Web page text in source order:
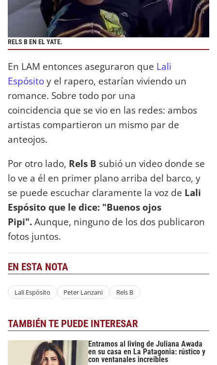
RELS B EN EL YATE.
En LAM entonces aseguraron que Lali
Espósitoy el rapero, estarían viviendo un
romance. Sobre todo por una
coincidencia que se vio en las redes: ambos
artistas compartieron un mismo par de
anteojos.
Por otro lado, Rels B subió un video donde se
lo ve a él en primer plano arriba del barco, y
se puede escuchar claramente la voz de Lali
Espósito que le dice: "Buenos ojos
Pipi".Aunque, ninguno de los dos publicaron
fotos juntos.
EN ESTA NOTA
Lali Espósito Peter Lanzani Rels B
TAMBIÉN TE PUEDE INTERESAR
Entramos al living de Juliana Awada
en su casa en La Patagonia: rústico y
con ventanales increíbles